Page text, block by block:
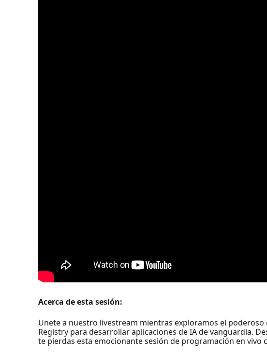
Acerca de esta sesión:
Unete a nuestro livestream mientras exploramos el
Registry para desarrollar aplicaciones de IA de vanguardia.
te pierdas esta emocionante sesión de programación en vivo